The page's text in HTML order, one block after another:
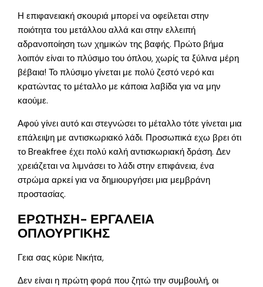
Η επιφανειακή σκουριά μπορεί να οφείλεται στην
ποιότητα του μετάλλου αλλά και στην ελλειπή
αδρανοποίηση των χημικών της βαφής. Πρώτο βήμα
λοιπόν είναι το πλύσιμο του όπλου, χωρίς τα ξύλινα μέρη
βέβαια! Το πλύσιμο γίνεται με πολύ ζεστό νερό και
κρατώντας το μέταλλο με κάποια λαβίδα για να μην
καούμε.
Αφού γίνει αυτό και στεγνώσει το μέταλλο τότε γίνεται μια
επάλειψη με αντισκωριακό λάδι. Προσωπικά εχω βρει ότι
το Breakfree έχει πολύ καλή αντισκωριακή δράση. Δεν
χρειάζεται να λιμνάσει το λάδι στην επιφάνεια, ένα
στρώμα αρκεί για να δημιουργήσει μια μεμβράνη
προστασίας.
ΕΡΩΤΗΣΗ- ΕΡΓΑΛΕΙΑ
ΟΠΛΟΥΡΓΙΚΗΣ
Γεια σας κύριε Νικήτα,
Δεν είναι η πρώτη φορά που ζητώ την συμβουλή, οι